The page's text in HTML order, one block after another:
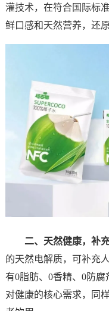
灌技术，在符合国际标
鲜口感和天然营养，还
二、天然健康，补充
的天然电解质，可补充
有0脂肪、0香精、0防
对健康的核心需求，同